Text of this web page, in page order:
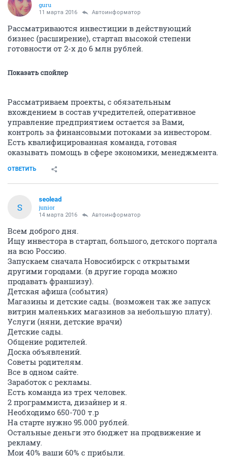
guru
11 марта 2016 Автоинформатор
Рассматриваются инвестиции в действующий
бизнес (расширение), стартап высокой степени
готовности от 2-х до 6 млн рублей.
Показать спойлер
Рассматриваем проекты, с обязательным
вхождением в состав учредителей, оперативное
управление предприятием остается за Вами,
контроль за финансовыми потоками за инвестором.
Есть квалифицированная команда, готовая
оказывать помощь в сфере экономики, менеджмента.
ОТВЕТИТЬ
S
seolead
junior
14 марта 2016 Автоинформатор
Всем доброго дня.
Ищу инвестора в стартап, большого, детского портала
на всю Россию.
Запускаем сначала Новосибирск с открытыми
другими городами. (в другие города можно
продавать франшизу).
Детская афиша (события)
Магазины и детские сады. (возможен так же запуск
витрин маленьких магазинов за небольшую плату).
Услуги (няни, детские врачи)
Детские сады.
Общение родителей.
Доска объявлений.
Советы родителям.
Все в одном сайте.
Заработок с рекламы.
Есть команда из трех человек.
2 программиста, дизайнер и я.
Необходимо 650-700 т.р
На старте нужно 95.000 рублей.
Остальные деньги это бюджет на продвижение и
рекламу.
Мои 40% ваши 60% с прибыли.